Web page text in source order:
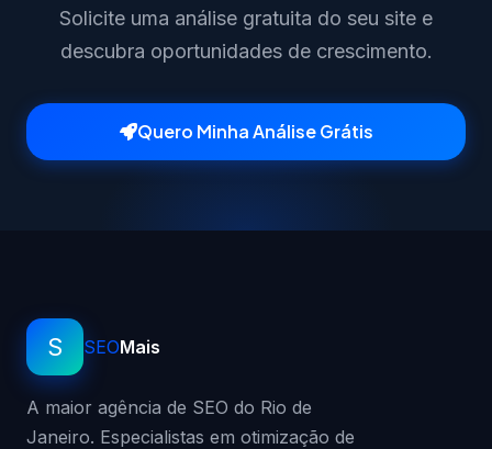
Solicite uma análise gratuita do seu site e
descubra oportunidades de crescimento.
Quero Minha Análise Grátis
S SEOMais
A maior agência de SEO do Rio de
Janeiro. Especialistas em otimização de